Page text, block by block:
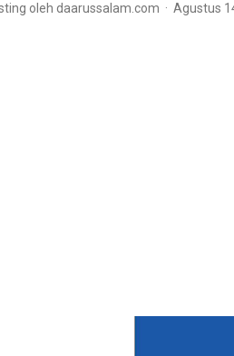
oleh daarussalam.com Agustus